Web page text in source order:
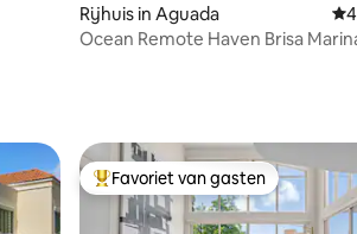
Rijhuis in Aguada
Ocean Remote Haven Brisa
Topfavoriet van gasten
Favoriet van gasten